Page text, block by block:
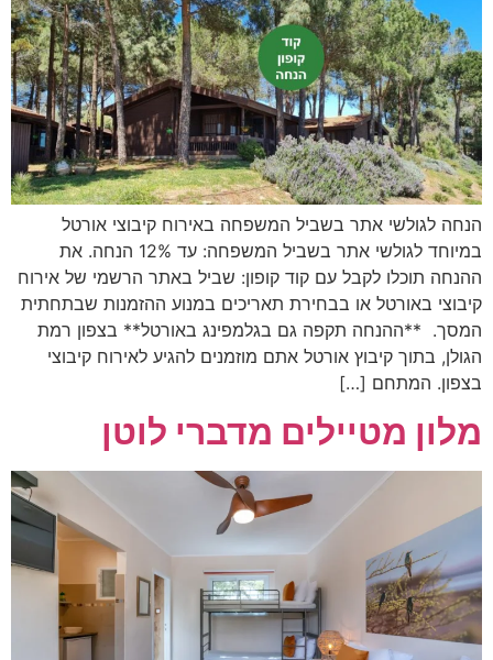
הנחה לגולשי אתר בשביל המשפחה באירוח קיבוצי אורטל
במיוחד לגולשי אתר בשביל המשפחה: עד 12% הנחה. את
ההנחה תוכלו לקבל עם קוד קופון: שביל באתר הרשמי של אירוח
קיבוצי באורטל או בבחירת תאריכים במנוע ההזמנות שבתחתית
המסך. **ההנחה תקפה גם בגלמפינג באורטל** בצפון רמת
הגולן, בתוך קיבוץ אורטל אתם מוזמנים להגיע לאירוח קיבוצי
בצפון. המתחם […]
מלון מטיילים מדברי לוטן